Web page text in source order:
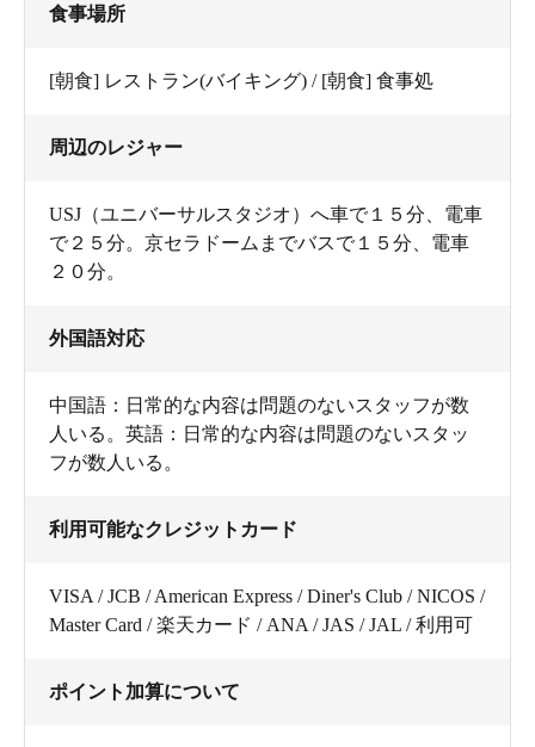
食事場所
[朝食] レストラン(バイキング) / [朝食] 食事処
周辺のレジャー
USJ（ユニバーサルスタジオ）へ車で１５分、電車
で２５分。京セラドームまでバスで１５分、電車
２０分。
外国語対応
中国語：日常的な内容は問題のないスタッフが数
人いる。英語：日常的な内容は問題のないスタッ
フが数人いる。
利用可能なクレジットカード
VISA / JCB / American Express / Diner's Club / NICOS /
Master Card / 楽天カード / ANA / JAS / JAL / 利用可
ポイント加算について